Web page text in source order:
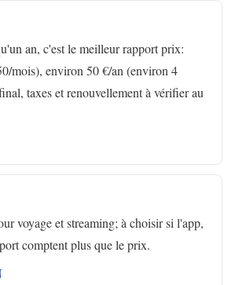
an, c'est le meilleur rapport prix:
mois), environ 50 €/an (environ 4
taxes et renouvellement à vérifier au
voyage et streaming; à choisir si l'app,
comptent plus que le prix.